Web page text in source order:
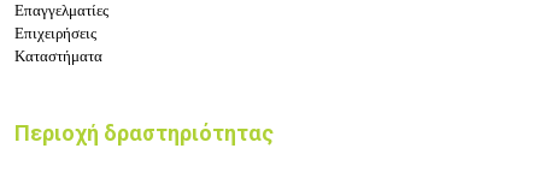
Επαγγελματίες
Επιχειρήσεις
Καταστήματα
Περιοχή δραστηριότητας